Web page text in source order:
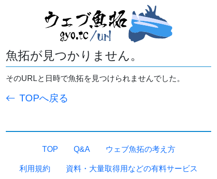
魚拓が見つかりません。
そのURLと日時で魚拓を見つけられませんでした。
TOPへ戻る
TOP Q&A ウェブ魚拓の考え方
利用規約 資料・大量取得用などの有料サービス